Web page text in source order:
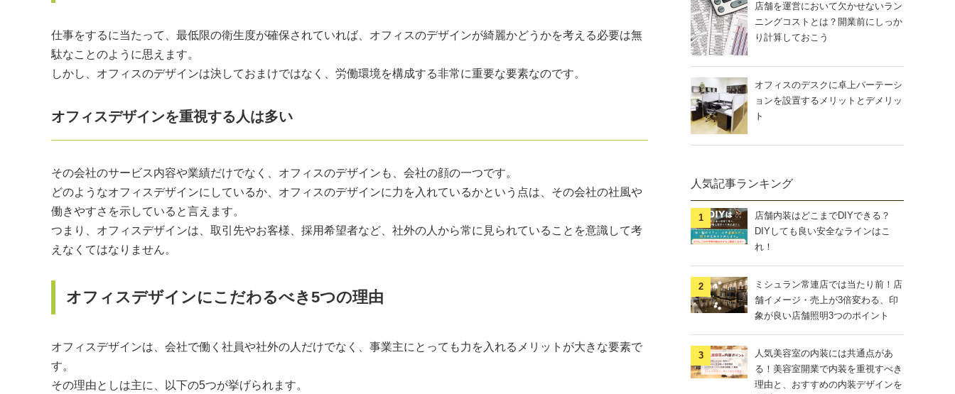
仕事をするに当たって、最低限の衛生度が確保されていれば、オフィスのデザインが綺麗かどうかを考える必要は無
駄なことのように思えます。
しかし、オフィスのデザインは決しておまけではなく、労働環境を構成する非常に重要な要素なのです。
オフィスデザインを重視する人は多い
その会社のサービス内容や業績だけでなく、オフィスのデザインも、会社の顔の一つです。
どのようなオフィスデザインにしているか、オフィスのデザインに力を入れているかという点は、その会社の社風や
働きやすさを示していると言えます。
つまり、オフィスデザインは、取引先やお客様、採用希望者など、社外の人から常に見られていることを意識して考
えなくてはなりません。
オフィスデザインにこだわるべき5つの理由
オフィスデザインは、会社で働く社員や社外の人だけでなく、事業主にとっても力を入れるメリットが大きな要素で
す。
その理由としは主に、以下の5つが挙げられます。
店舗を運営において欠かせないラン
ニングコストとは？開業前にしっか
り計算しておこう
オフィスのデスクに卓上パーテーシ
ョンを設置するメリットとデメリッ
ト
人気記事ランキング
店舗内装はどこまでDIYできる？
DIYしても良い安全なラインはこ
れ！
ミシュラン常連店では当たり前！店
舗イメージ・売上が3倍変わる、印
象が良い店舗照明3つのポイント
人気美容室の内装には共通点があ
る！美容室開業で内装を重視すべき
理由と、おすすめの内装デザインを